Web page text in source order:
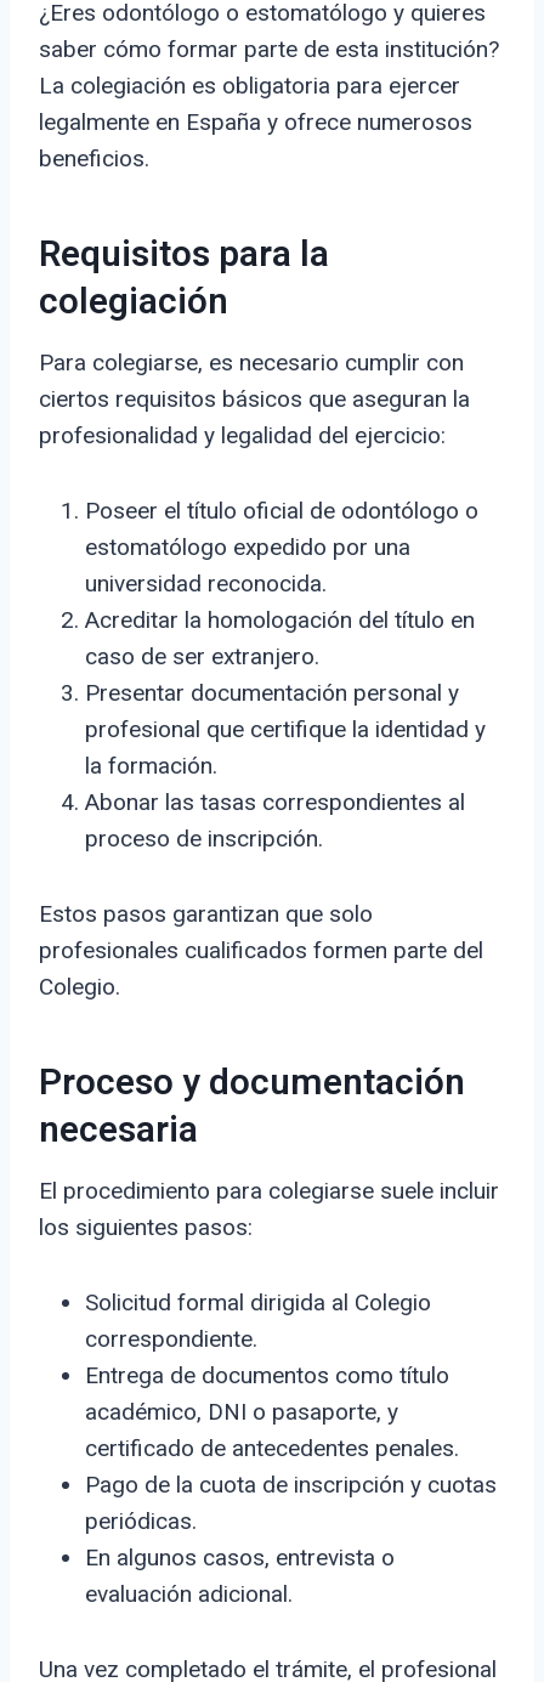
¿Eres odontólogo o estomatólogo y quieres
saber cómo formar parte de esta institución?
La colegiación es obligatoria para ejercer
legalmente en España y ofrece numerosos
beneficios.
Requisitos para la
colegiación
Para colegiarse, es necesario cumplir con
ciertos requisitos básicos que aseguran la
profesionalidad y legalidad del ejercicio:
Poseer el título oficial de odontólogo o
estomatólogo expedido por una
universidad reconocida.
Acreditar la homologación del título en
caso de ser extranjero.
Presentar documentación personal y
profesional que certifique la identidad y
la formación.
Abonar las tasas correspondientes al
proceso de inscripción.
Estos pasos garantizan que solo
profesionales cualificados formen parte del
Colegio.
Proceso y documentación
necesaria
El procedimiento para colegiarse suele incluir
los siguientes pasos:
Solicitud formal dirigida al Colegio
correspondiente.
Entrega de documentos como título
académico, DNI o pasaporte, y
certificado de antecedentes penales.
Pago de la cuota de inscripción y cuotas
periódicas.
En algunos casos, entrevista o
evaluación adicional.
Una vez completado el trámite, el profesional